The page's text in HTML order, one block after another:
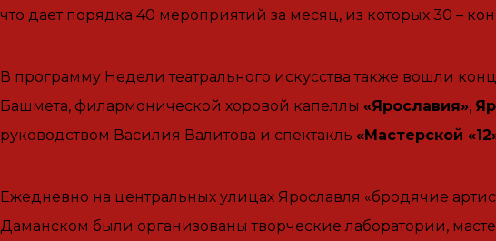
что дает порядка 40 мероприятий за месяц, из которых 30 –
В программу Недели театрального искусства также вошли
Башмета, филармонической хоровой капеллы «Ярославия»,
руководством Василия Валитова и спектакль «Мастерской
Ежедневно на центральных улицах Ярославля «бродячие
Даманском были организованы творческие лаборатории,